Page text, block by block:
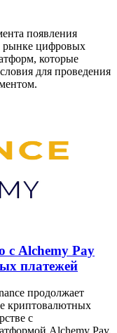
появления
рынке цифровых
которые
для проведения
с Alchemy Pay
платежей
продолжает
криптовалютных
с